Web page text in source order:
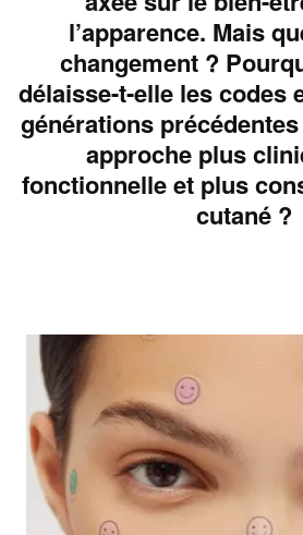
l’apparence. Mais
changement ?
délaisse-t-elle les codes
générations
approche plus
fonctionnelle et plus
cutané ?